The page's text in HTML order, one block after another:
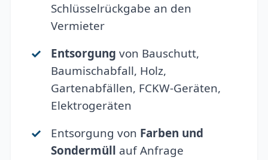
Schlüsselrückgabe an den
Vermieter
Entsorgung von Bauschutt,
Baumischabfall, Holz,
Gartenabfällen, FCKW-Geräten,
Elektrogeräten
Entsorgung von Farben und
Sondermüll auf Anfrage